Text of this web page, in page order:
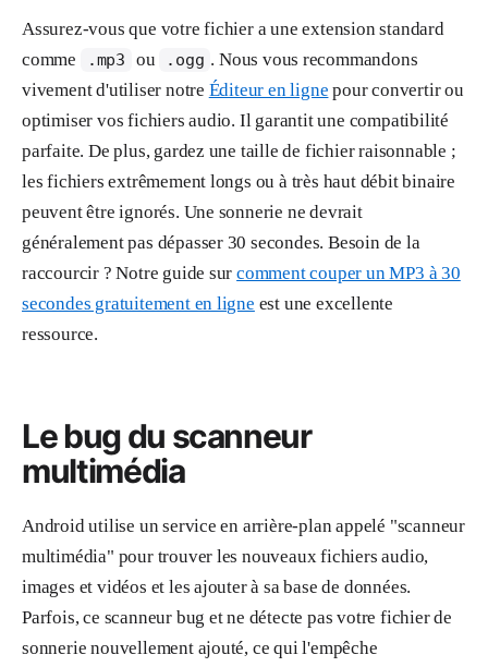
Assurez-vous que votre fichier a une extension standard
comme
.mp3 ou .ogg . Nous vous recommandons
vivement d'utiliser notre Éditeur en ligne pour convertir ou
optimiser vos fichiers audio. Il garantit une compatibilité
parfaite. De plus, gardez une taille de fichier raisonnable ;
les fichiers extrêmement longs ou à très haut débit binaire
peuvent être ignorés. Une sonnerie ne devrait
généralement pas dépasser 30 secondes. Besoin de la
raccourcir ? Notre guide surcomment couper un MP3 à 30
secondes gratuitement en ligne est une excellente
ressource.
Le bug du scanneur
multimédia
Android utilise un service en arrière-plan appelé "scanneur
multimédia" pour trouver les nouveaux fichiers audio,
images et vidéos et les ajouter à sa base de données.
Parfois, ce scanneur bug et ne détecte pas votre fichier de
sonnerie nouvellement ajouté, ce qui l'empêche